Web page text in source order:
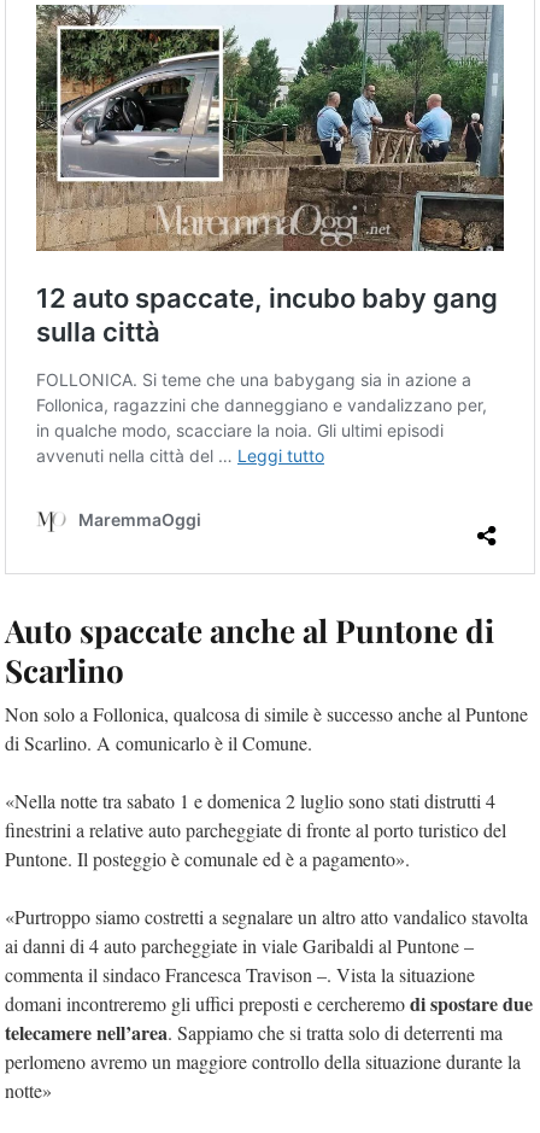
Auto spaccate anche al Puntone di
Scarlino
Non solo a Follonica, qualcosa di simile è successo anche al Puntone
di Scarlino. A comunicarlo è il Comune.
«Nella notte tra sabato 1 e domenica 2 luglio sono stati distrutti 4
finestrini a relative auto parcheggiate di fronte al porto turistico del
Puntone. Il posteggio è comunale ed è a pagamento».
«Purtroppo siamo costretti a segnalare un altro atto vandalico stavolta
ai danni di 4 auto parcheggiate in viale Garibaldi al Puntone –
commenta il sindaco Francesca Travison –. Vista la situazione
domani incontreremo gli uffici preposti e cercheremodi spostare due
telecamere nell’area. Sappiamo che si tratta solo di deterrenti ma
perlomeno avremo un maggiore controllo della situazione durante la
notte»